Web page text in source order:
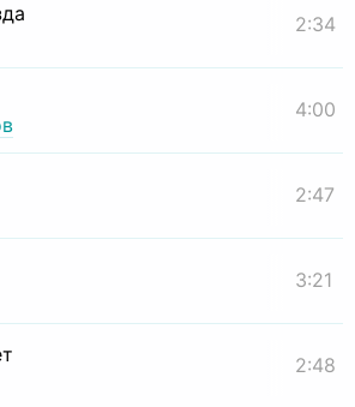
2:34
4:00
2:47
3:21
2:48